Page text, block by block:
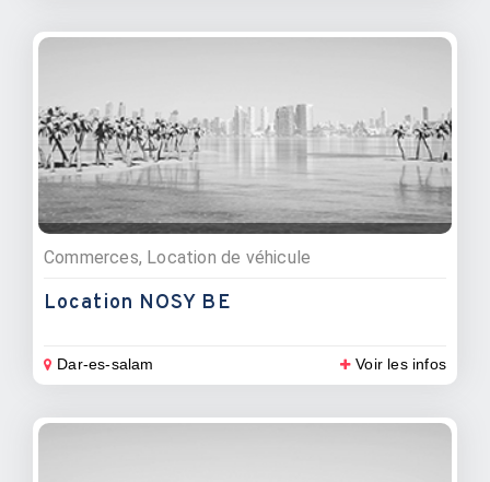
Commerces, Location de véhicule
Location NOSY BE
Dar-es-salam Voir les infos